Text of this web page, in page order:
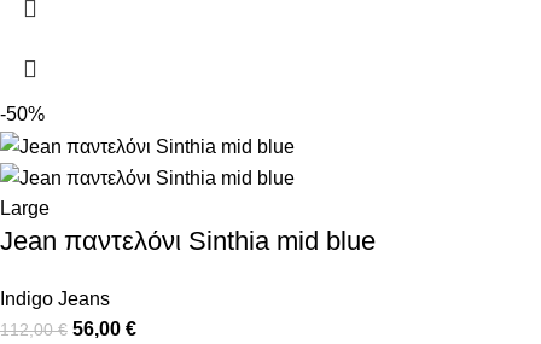
-50%
Large
Jean παντελόνι Sinthia mid blue
Indigo Jeans
112,00€ 56,00 €